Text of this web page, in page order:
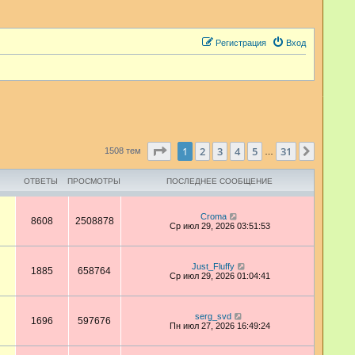
Вход
Регистрация
1508 тем Страница1 из 31
1 2 3 4 5 31
ОТВЕТЫ ПРОСМОТРЫ ПОСЛЕДНЕЕ СООБЩЕНИЕ
8608 2508878
Croma
Ср июл 29, 2026 03:51:53
1885 658764
Just_Fluffy
Ср июл 29, 2026 01:04:41
1696 597676
serg_svd
Пн июл 27, 2026 16:49:24